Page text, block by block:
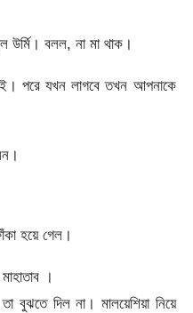
উর্মি। বলল, না মা থাক।
পরে যখন লাগবে তখন আপনাকে
হয়ে গেল।
।
বুঝতে দিল না। মালয়েশিয়া নিয়ে